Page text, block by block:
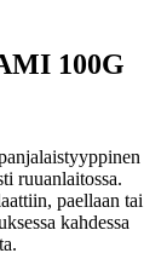
100G
ruuanlaitossa.
paellaan tai
kahdessa